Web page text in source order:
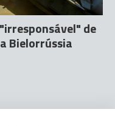
de
Bielorrússia